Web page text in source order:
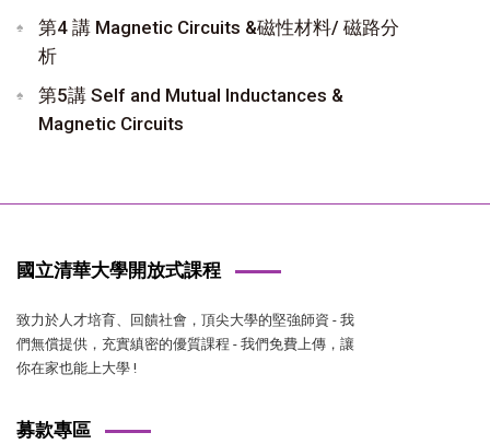
第4 講 Magnetic Circuits &磁性材料/ 磁路分
析
第5講 Self and Mutual Inductances &
Magnetic Circuits
國立清華大學開放式課程
致力於人才培育、回饋社會，頂尖大學的堅強師資 - 我
們無償提供，充實縝密的優質課程 - 我們免費上傳，讓
你在家也能上大學 !
募款專區